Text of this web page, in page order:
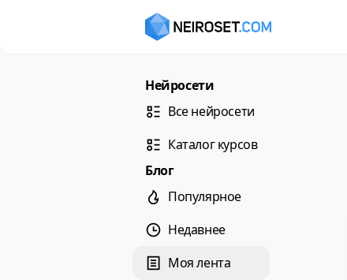
Нейросети
Все нейросети
Каталог курсов
Блог
Популярное
Недавнее
Моя лента